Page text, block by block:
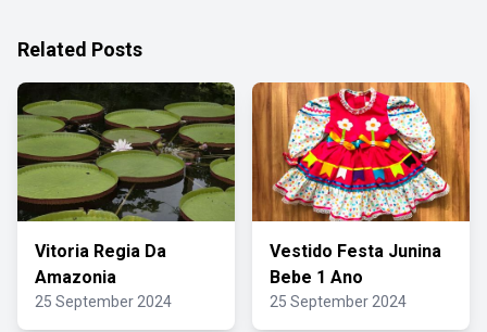
Related Posts
Vitoria Regia Da
Amazonia
25 September 2024
Vestido Festa Junina
Bebe 1 Ano
25 September 2024